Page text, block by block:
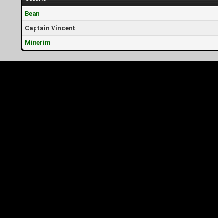
Bean
Captain Vincent
Minerim